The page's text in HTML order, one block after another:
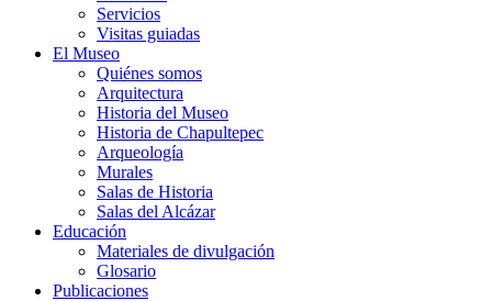
Servicios
Visitas guiadas
El Museo
Quiénes somos
Arquitectura
Historia del Museo
Historia de Chapultepec
Arqueología
Murales
Salas de Historia
Salas del Alcázar
Educación
Materiales de divulgación
Glosario
Publicaciones